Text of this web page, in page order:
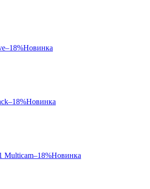
–18%Новинка
–18%Новинка
–18%Новинка